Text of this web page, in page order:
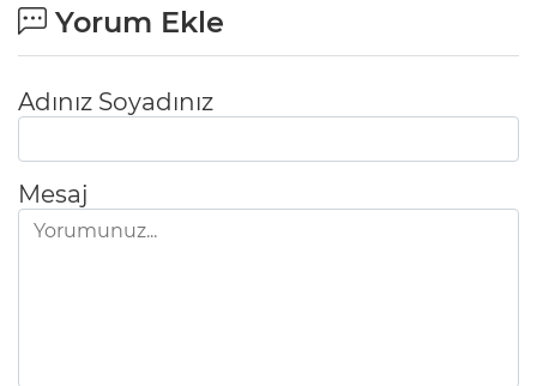
Yorum Ekle
Adınız Soyadınız
Mesaj